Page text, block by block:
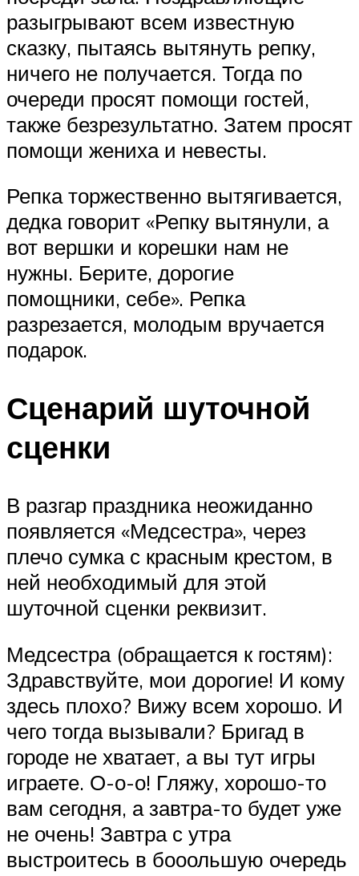
разыгрывают всем известную
сказку, пытаясь вытянуть репку,
ничего не получается. Тогда по
очереди просят помощи гостей,
также безрезультатно. Затем просят
помощи жениха и невесты.
Репка торжественно вытягивается,
дедка говорит «Репку вытянули, а
вот вершки и корешки нам не
нужны. Берите, дорогие
помощники, себе». Репка
разрезается, молодым вручается
подарок.
Сценарий шуточной
сценки
В разгар праздника неожиданно
появляется «Медсестра», через
плечо сумка с красным крестом, в
ней необходимый для этой
шуточной сценки реквизит.
Медсестра (обращается к гостям):
Здравствуйте, мои дорогие! И кому
здесь плохо? Вижу всем хорошо. И
чего тогда вызывали? Бригад в
городе не хватает, а вы тут игры
играете. О-о-о! Гляжу, хорошо-то
вам сегодня, а завтра-то будет уже
не очень! Завтра с утра
выстроитесь в бооольшую очередь